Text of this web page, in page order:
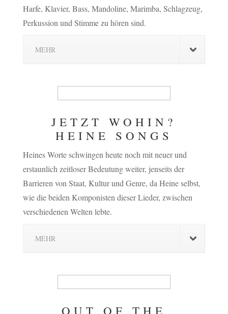
Harfe, Klavier, Bass, Mandoline, Marimba, Schlagzeug,
Perkussion und Stimme zu hören sind.
MEHR
JETZT WOHIN?
HEINE SONGS
Heines Worte schwingen heute noch mit neuer und
erstaunlich zeitloser Bedeutung weiter, jenseits der
Barrieren von Staat, Kultur und Genre, da Heine selbst,
wie die beiden Komponisten dieser Lieder, zwischen
verschiedenen Welten lebte.
MEHR
OUT OF THE